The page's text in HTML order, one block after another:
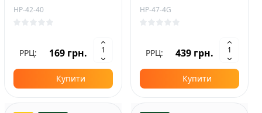
HP-42-40
РРЦ: 169 грн.
Купити
HP-47-4G
РРЦ: 439 грн.
Купити